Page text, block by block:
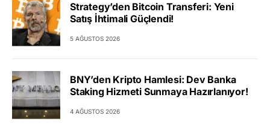
Strategy’den Bitcoin Transferi: Yeni
Satış İhtimali Güçlendi!
5 AĞUSTOS 2026
BNY’den Kripto Hamlesi: Dev Banka
Staking Hizmeti Sunmaya Hazırlanıyor!
4 AĞUSTOS 2026